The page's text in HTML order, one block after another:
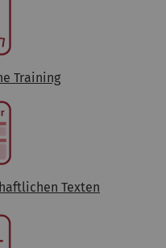
Training
Texten